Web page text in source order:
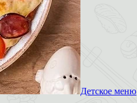
Детское меню